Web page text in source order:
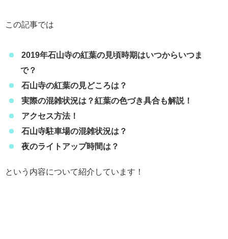
この記事では
2019年石山寺の紅葉の見頃時期はいつからいつま
で？
石山寺の紅葉の見どころは？
実際の混雑状況は？紅葉の色づき具合も解説！
アクセス方法！
石山寺駐車場の混雑状況は？
夜のライトアップ時間は？
という内容について紹介しています！